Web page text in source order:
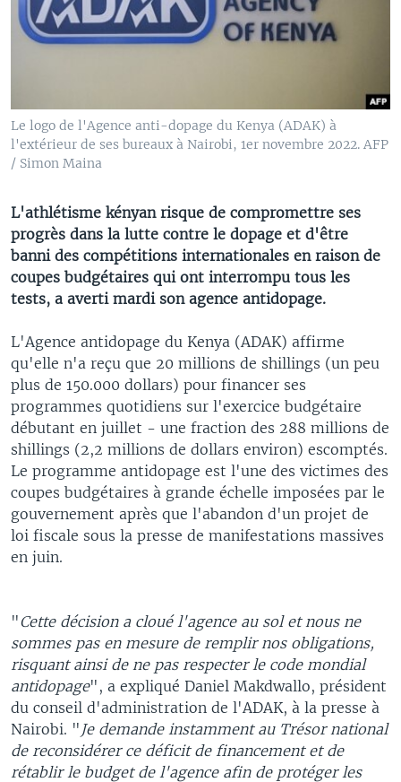
Le logo de l'Agence anti-dopage du Kenya (ADAK) à
l'extérieur de ses bureaux à Nairobi, 1er novembre 2022. AFP
/ Simon Maina
L'athlétisme kényan risque de compromettre ses
progrès dans la lutte contre le dopage et d'être
banni des compétitions internationales en raison de
coupes budgétaires qui ont interrompu tous les
tests, a averti mardi son agence antidopage.
L'Agence antidopage du Kenya (ADAK) affirme
qu'elle n'a reçu que 20 millions de shillings (un peu
plus de 150.000 dollars) pour financer ses
programmes quotidiens sur l'exercice budgétaire
débutant en juillet - une fraction des 288 millions de
shillings (2,2 millions de dollars environ) escomptés.
Le programme antidopage est l'une des victimes des
coupes budgétaires à grande échelle imposées par le
gouvernement après que l'abandon d'un projet de
loi fiscale sous la presse de manifestations massives
en juin.
"Cette décision a cloué l'agence au sol et nous ne
sommes pas en mesure de remplir nos obligations,
risquant ainsi de ne pas respecter le code mondial
antidopage", a expliqué Daniel Makdwallo, président
du conseil d'administration de l'ADAK, à la presse à
Nairobi. " Je demande instamment au Trésor national
de reconsidérer ce déficit de financement et de
rétablir le budget de l'agence afin de protéger les